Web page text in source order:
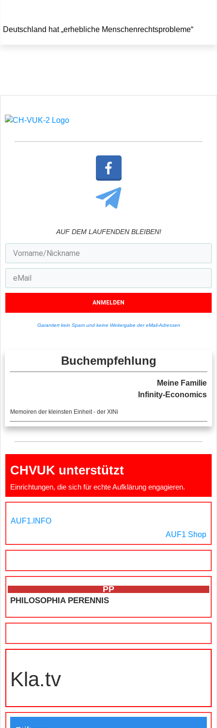
Deutschland hat „erhebliche Menschenrechtsprobleme“
AUF DEM LAUFENDEN BLEIBEN!
ANMELDEN
Garantiert kein Spam und keine Weitergabe der eMail-Adressen
Buchempfehlung
Meine Familie
Infinity-Economics
Memoiren der kleinsten Einheit - der XINi
CHVUK unterstützt
Einrichtungen, die sich für echte Aufklärung engagieren.
AUF1.INFO
AUF1 Shop
PP
PHILOSOPHIA PERENNIS
Kla.tv